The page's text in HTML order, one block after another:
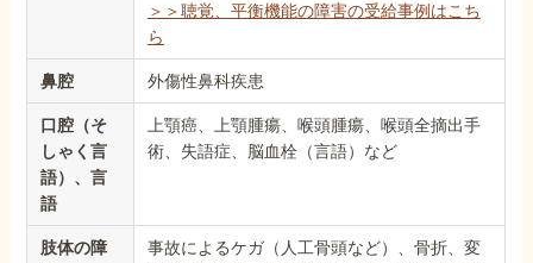
＞＞聴覚、平衡機能の障害の受給事例はこち
ら
鼻腔 外傷性鼻科疾患
口腔（そ
しゃく言
語）、言
語
上顎癌、上顎腫瘍、喉頭腫瘍、喉頭全摘出手
術、失語症、脳血栓（言語）など
肢体の障
事故によるケガ（人工骨頭など）、骨折、変